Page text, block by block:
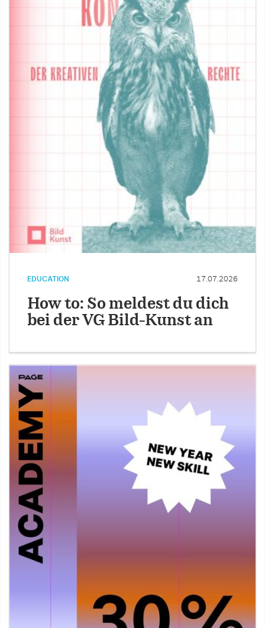
EDUCATION 17.07.2026
How to: So meldest du dich
bei der VG Bild-Kunst an